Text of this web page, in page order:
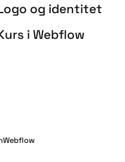
og identitet
i Webflow
Webflow